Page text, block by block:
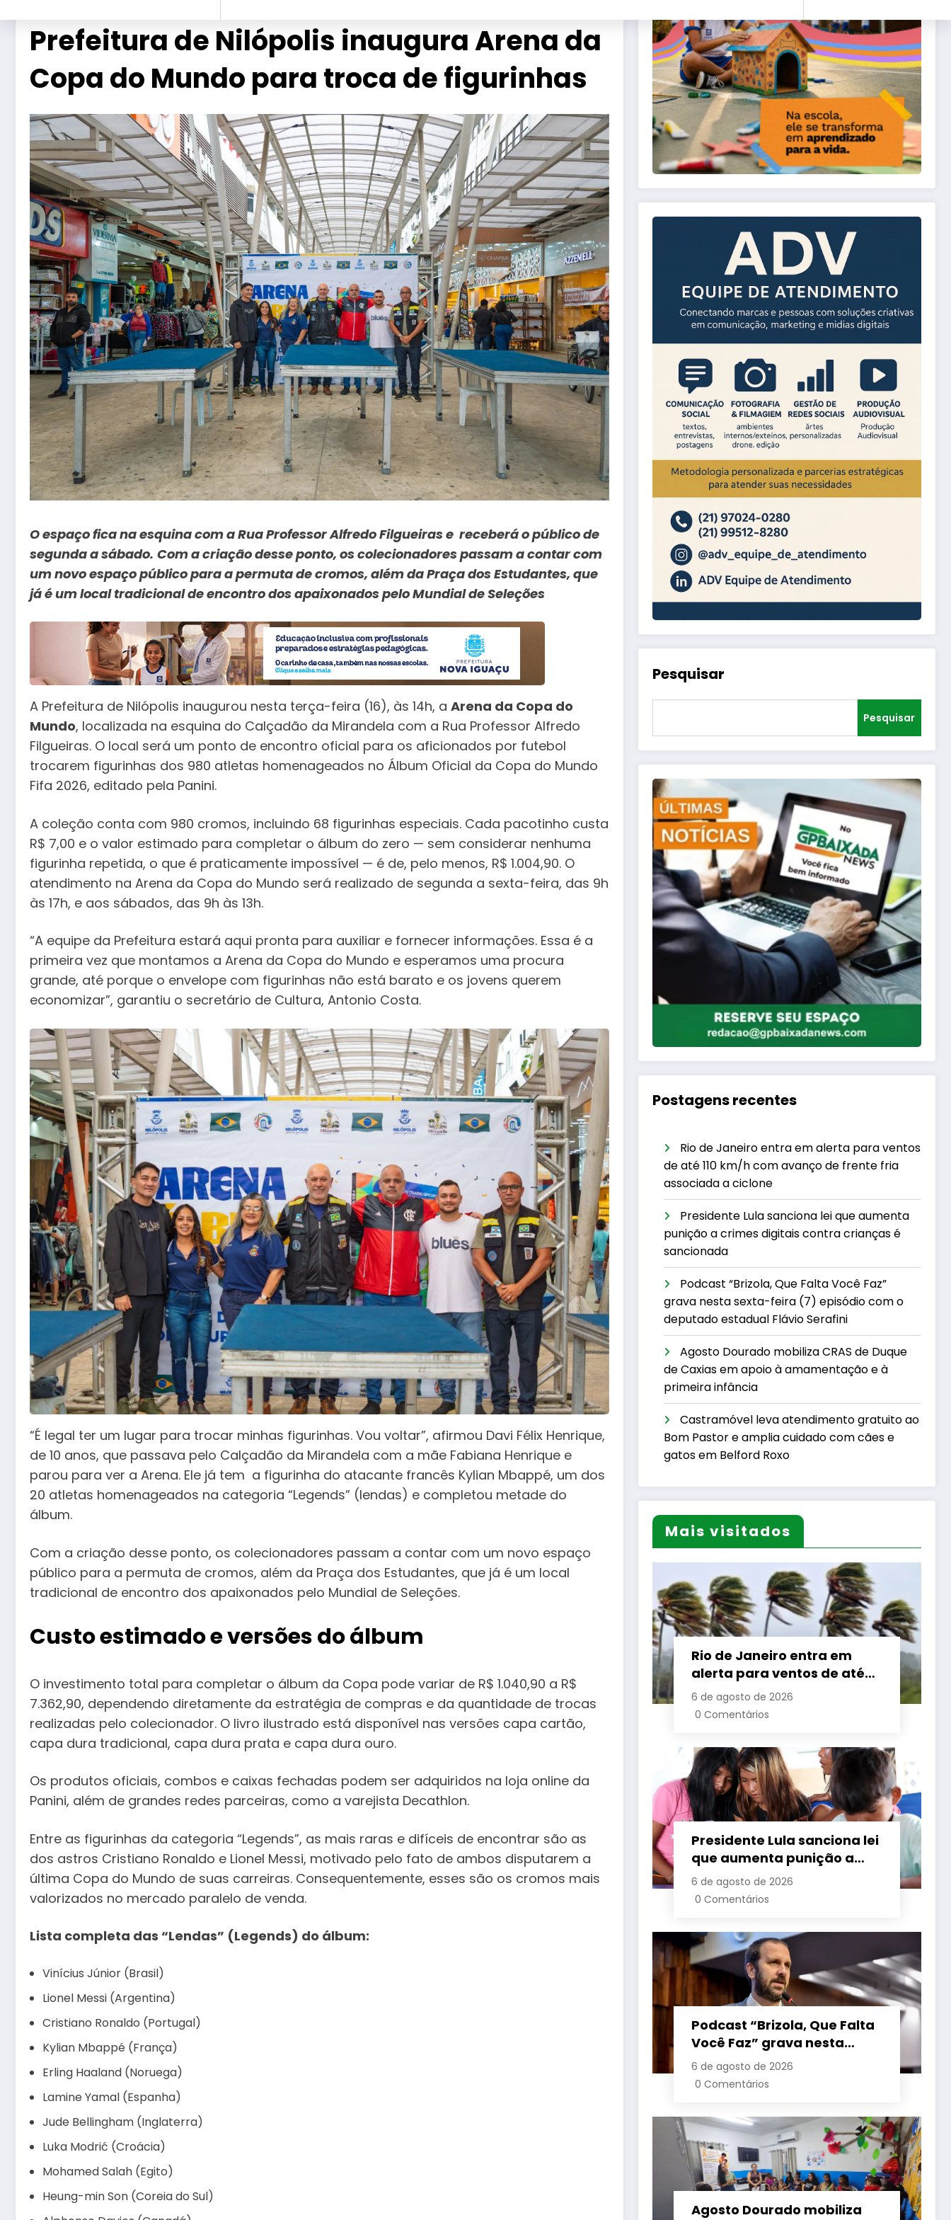
Prefeitura de Nilópolis inaugura Arena da
Copa do Mundo para troca de figurinhas
O espaço fica na esquina com a Rua Professor Alfredo Filgueiras e receberá o público de
segunda a sábado. Com a criação desse ponto, os colecionadores passam a contar com
um novo espaço público para a permuta de cromos, além da Praça dos Estudantes, que
já é um local tradicional de encontro dos apaixonados pelo Mundial de Seleções
A Prefeitura de Nilópolis inaugurou nesta terça-feira (16), às 14h, a Arena da Copa do
Mundo, localizada na esquina do Calçadão da Mirandela com a Rua Professor Alfredo
Filgueiras. O local será um ponto de encontro oficial para os aficionados por futebol
trocarem figurinhas dos 980 atletas homenageados no Álbum Oficial da Copa do Mundo
Fifa 2026, editado pela Panini.
A coleção conta com 980 cromos, incluindo 68 figurinhas especiais. Cada pacotinho custa
R$ 7,00 e o valor estimado para completar o álbum do zero — sem considerar nenhuma
figurinha repetida, o que é praticamente impossível — é de, pelo menos, R$ 1.004,90. O
atendimento na Arena da Copa do Mundo será realizado de segunda a sexta-feira, das 9h
às 17h, e aos sábados, das 9h às 13h.
“A equipe da Prefeitura estará aqui pronta para auxiliar e fornecer informações. Essa é a
primeira vez que montamos a Arena da Copa do Mundo e esperamos uma procura
grande, até porque o envelope com figurinhas não está barato e os jovens querem
economizar”, garantiu o secretário de Cultura, Antonio Costa.
“É legal ter um lugar para trocar minhas figurinhas. Vou voltar”, afirmou Davi Félix Henrique,
de 10 anos, que passava pelo Calçadão da Mirandela com a mãe Fabiana Henrique e
parou para ver a Arena. Ele já tem a figurinha do atacante francês Kylian Mbappé, um dos
20 atletas homenageados na categoria “Legends” (lendas) e completou metade do
álbum.
Com a criação desse ponto, os colecionadores passam a contar com um novo espaço
público para a permuta de cromos, além da Praça dos Estudantes, que já é um local
tradicional de encontro dos apaixonados pelo Mundial de Seleções.
Custo estimado e versões do álbum
O investimento total para completar o álbum da Copa pode variar de R$ 1.040,90 a R$
7.362,90, dependendo diretamente da estratégia de compras e da quantidade de trocas
realizadas pelo colecionador. O livro ilustrado está disponível nas versões capa cartão,
capa dura tradicional, capa dura prata e capa dura ouro.
Os produtos oficiais, combos e caixas fechadas podem ser adquiridos na loja online da
Panini, além de grandes redes parceiras, como a varejista Decathlon.
Entre as figurinhas da categoria “Legends”, as mais raras e difíceis de encontrar são as
dos astros Cristiano Ronaldo e Lionel Messi, motivado pelo fato de ambos disputarem a
última Copa do Mundo de suas carreiras. Consequentemente, esses são os cromos mais
valorizados no mercado paralelo de venda.
Lista completa das “Lendas” (Legends) do álbum:
Vinícius Júnior (Brasil)
Lionel Messi (Argentina)
Cristiano Ronaldo (Portugal)
Kylian Mbappé (França)
Erling Haaland (Noruega)
Lamine Yamal (Espanha)
Jude Bellingham (Inglaterra)
Luka Modrić (Croácia)
Mohamed Salah (Egito)
Heung-min Son (Coreia do Sul)
Pesquisar
Pesquisar
Postagens recentes
Rio de Janeiro entra em alerta para ventos
de até 110 km/h com avanço de frente fria
associada a ciclone
Presidente Lula sanciona lei que aumenta
punição a crimes digitais contra crianças é
sancionada
Podcast “Brizola, Que Falta Você Faz”
grava nesta sexta-feira (7) episódio com o
deputado estadual Flávio Serafini
Agosto Dourado mobiliza CRAS de Duque
de Caxias em apoio à amamentação e à
primeira infância
Castramóvel leva atendimento gratuito ao
Bom Pastor e amplia cuidado com cães e
gatos em Belford Roxo
Mais visitados
Rio de Janeiro entra em
alerta para ventos de até
110 km/h com avanço de
frente fria associada a
6 de agosto de 2026
0 Comentários
Presidente Lula sanciona lei
que aumenta punição a
crimes digitais contra
crianças é sancionada
6 de agosto de 2026
0 Comentários
Podcast “Brizola, Que Falta
Você Faz” grava nesta
sexta-feira (7) episódio
com o deputado estadual
6 de agosto de 2026
0 Comentários
Agosto Dourado mobiliza